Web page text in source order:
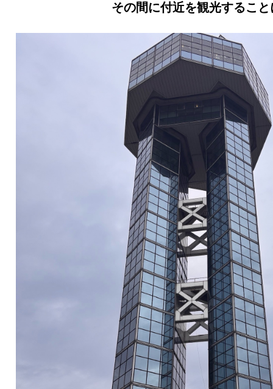
その間に付近を観光するこ